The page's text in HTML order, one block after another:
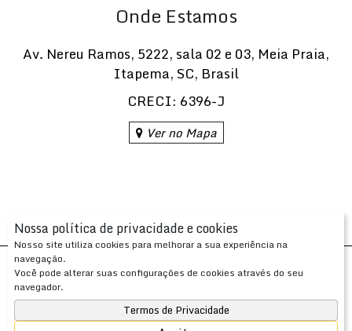
Nossa política de privacidade e cookies
Nosso site utiliza cookies para melhorar a sua experiência na
navegação.
Você pode alterar suas configurações de cookies através do seu
navegador.
Termos de Privacidade
Onde Estamos
Av. Nereu Ramos, 5222, sala 02 e 03, Meia Praia,
Itapema, SC, Brasil
CRECI: 6396-J
Ver no Mapa
Apresenta.me ~ Plataforma Imobiliária